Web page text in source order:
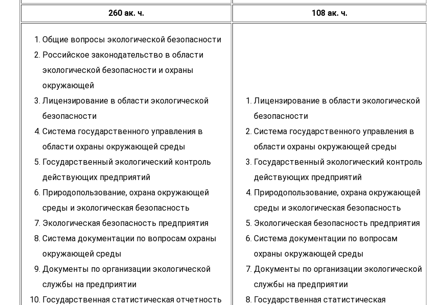
260 ак. ч.
108 ак. ч.
Общие вопросы экологической безопасности
Российское законодательство в области
экологической безопасности и охраны
окружающей
Лицензирование в области экологической
безопасности
Система государственного управления в
области охраны окружающей среды
Государственный экологический контроль
действующих предприятий
Природопользование, охрана окружающей
среды и экологическая безопасность
Экологическая безопасность предприятия
Система документации по вопросам охраны
окружающей среды
Документы по организации экологической
службы на предприятии
Государственная статистическая отчетность
Лицензирование в области экологической
безопасности
Система государственного управления в
области охраны окружающей среды
Государственный экологический контроль
действующих предприятий
Природопользование, охрана окружающей
среды и экологическая безопасность
Экологическая безопасность предприятия
Система документации по вопросам
охраны окружающей среды
Документы по организации экологической
службы на предприятии
Государственная статистическая